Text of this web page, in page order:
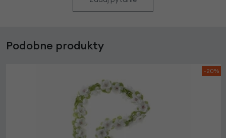
Podobne produkty
-20%